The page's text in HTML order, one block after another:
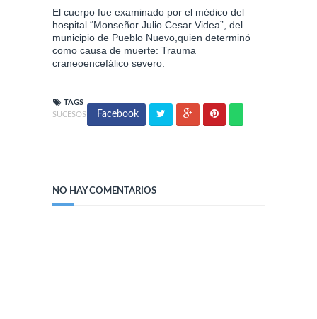
El cuerpo fue examinado por el médico del
hospital “Monseñor Julio Cesar Videa”, del
municipio de Pueblo Nuevo,quien determinó
como causa de muerte: Trauma
craneoencefálico severo.
TAGS
SUCESOS
Facebook
NO HAY COMENTARIOS